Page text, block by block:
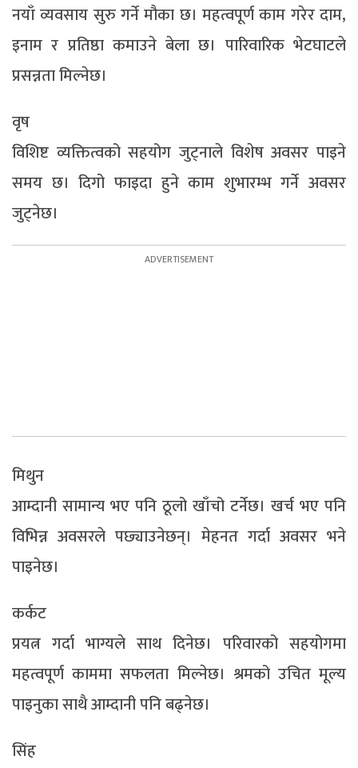
नयाँ व्यवसाय सुरु गर्ने मौका छ। महत्वपूर्ण काम गरेर दाम,
इनाम र प्रतिष्ठा कमाउने बेला छ। पारिवारिक भेटघाटले
प्रसन्नता मिल्नेछ।
वृष
विशिष्ट व्यक्तित्वको सहयोग जुट्नाले विशेष अवसर पाइने
समय छ। दिगो फाइदा हुने काम शुभारम्भ गर्ने अवसर
जुट्नेछ।
मिथुन
आम्दानी सामान्य भए पनि ठूलो खाँचो टर्नेछ। खर्च भए पनि
विभिन्न अवसरले पछ्याउनेछन्। मेहनत गर्दा अवसर भने
पाइनेछ।
कर्कट
प्रयत्न गर्दा भाग्यले साथ दिनेछ। परिवारको सहयोगमा
महत्वपूर्ण काममा सफलता मिल्नेछ। श्रमको उचित मूल्य
पाइनुका साथै आम्दानी पनि बढ्नेछ।
सिंह